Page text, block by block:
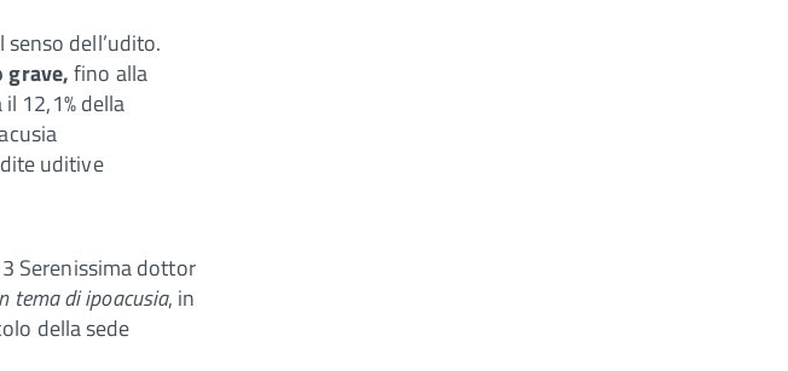
dell’udito.
grave,fino alla
12,1% della
uditive
Serenissima dottor
tema di ipoacusia, in
della sede